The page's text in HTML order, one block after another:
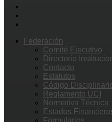
Federación
Comité Ejecutivo
Directorio
Contacto
Estatutos
Código
Reglamento UCI
Normativa Técnica
Estados
Formularios